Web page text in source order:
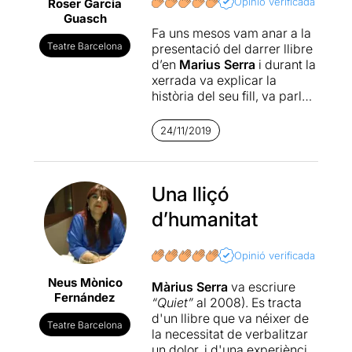
Roser Garcia
Guasch
Teatre Barcelona
Fa uns mesos vam anar a la
presentació del darrer llibre
d’en Marius Serra i durant la
xerrada va explicar la
història del seu fill, va parlar
2008 i portat més tard al
teatre sota el títol de “Qui
ets?”. Tinc la sensació que
m’havia llegit el llibre, no
vaig assistir a la lectura
dramatitzada ni vaig assistir
teatral que ja ha voltat uns
quants teatres. M’he esperat
a tenir-la a prop, me l’han
posat davant dels nassos en
un boloa Begues i no me
n’he pogut estar. Feia com
un rebuig. Em negava a
24/11/2019
Neus Mònico
Fernández
Teatre Barcelona
Una lliçó
d’humanitat
Opinió verificada
Màrius Serra va escriure
“Quiet”al 2008). Es tracta
d'un llibre que va néixer de
la necessitat de verbalitzar